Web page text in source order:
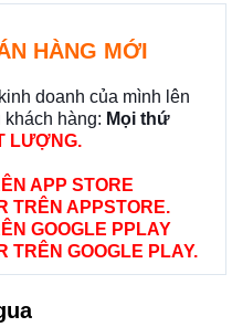
HÀNG MỚI
doanh của mình lên
khách hàng: Mọi thứ
LƯỢNG.
APP STORE
TRÊN APPSTORE.
GOOGLE PPLAY
TRÊN GOOGLE PLAY.